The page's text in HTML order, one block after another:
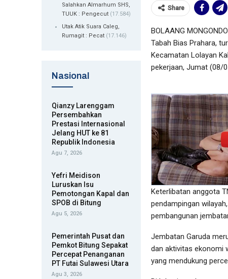
Share
BOLAANG
Tabah Bias Prahara,
Kecamatan Lolayan
pekerjaan, Jumat (08/
Keterlibatan anggota
pendampingan
pembangunan
Jembatan Garuda
dan aktivitas ekonomi
yang mendukung
Salahkan Almarhum SHS,
TUUK : Pengecut (17.584)
Utak Atik Suara Caleg,
Rumagit : Pecat (17.146)
Nasional
Qianzy Larenggam
Persembahkan
Prestasi Internasional
Jelang HUT ke 81
Republik Indonesia
Agu 7, 2026
Yefri Meidison
Luruskan Isu
Pemotongan Kapal dan
SPOB di Bitung
Agu 5, 2026
Pemerintah Pusat dan
Pemkot Bitung Sepakat
Percepat Penanganan
PT Futai Sulawesi Utara
Agu 3, 2026